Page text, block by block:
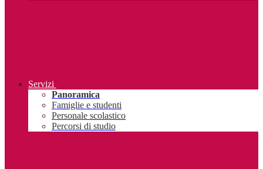
Servizi
Panoramica
Famiglie e studenti
Personale scolastico
Percorsi di studio